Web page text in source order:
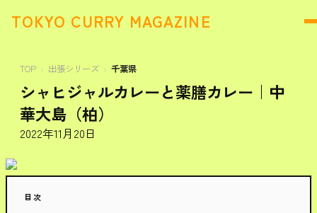
TOKYO CURRY MAGAZINE
TOP 出張シリーズ 千葉県
シャヒジャルカレーと薬膳カレー｜中
華大島（柏）
2022年11月20日
目次